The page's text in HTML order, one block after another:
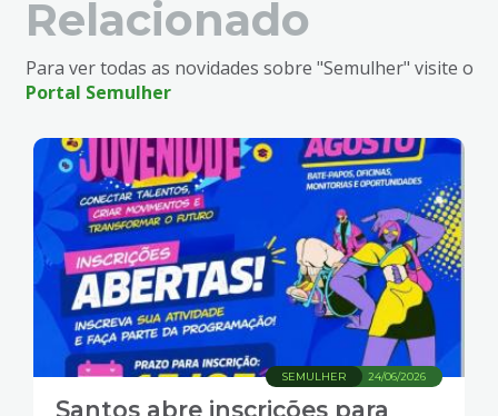
Relacionado
Para ver todas as novidades sobre "Semulher" visite o
Portal Semulher
24/06/2026
SEMULHER
Santos abre inscrições para